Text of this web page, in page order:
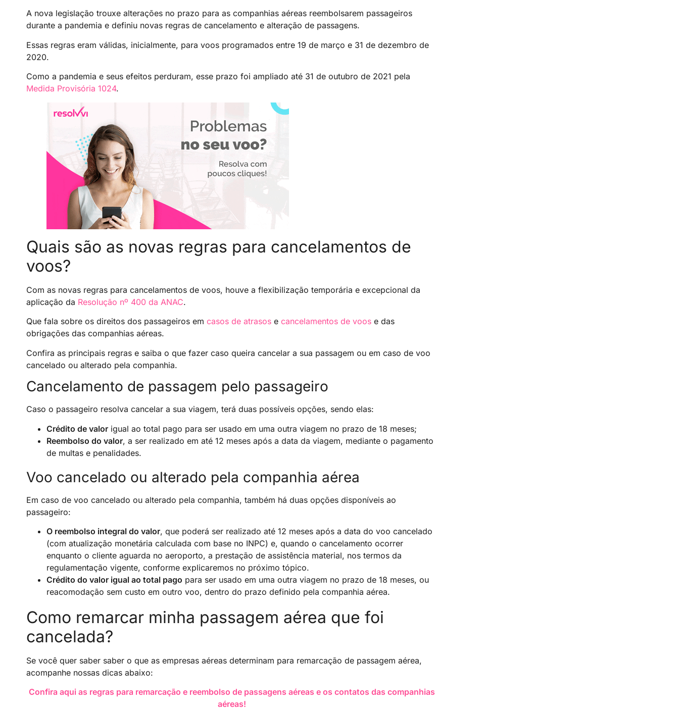
A nova legislação trouxe alterações no prazo para as companhias aéreas reembolsarem passageiros
durante a pandemia e definiu novas regras de cancelamento e alteração de passagens.
Essas regras eram válidas, inicialmente, para voos programados entre 19 de março e 31 de dezembro de
2020.
Como a pandemia e seus efeitos perduram, esse prazo foi ampliado até 31 de outubro de 2021 pela
Medida Provisória 1024.
Quais são as novas regras para cancelamentos de
voos?
Com as novas regras para cancelamentos de voos, houve a flexibilização temporária e excepcional da
aplicação da Resolução nº 400 da ANAC.
Que fala sobre os direitos dos passageiros em casos de atrasos e cancelamentos de voos e das
obrigações das companhias aéreas.
Confira as principais regras e saiba o que fazer caso queira cancelar a sua passagem ou em caso de voo
cancelado ou alterado pela companhia.
Cancelamento de passagem pelo passageiro
Caso o passageiro resolva cancelar a sua viagem, terá duas possíveis opções, sendo elas:
Crédito de valor igual ao total pago para ser usado em uma outra viagem no prazo de 18 meses;
Reembolso do valor, a ser realizado em até 12 meses após a data da viagem, mediante o pagamento
de multas e penalidades.
Voo cancelado ou alterado pela companhia aérea
Em caso de voo cancelado ou alterado pela companhia, também há duas opções disponíveis ao
passageiro:
O reembolso integral do valor, que poderá ser realizado até 12 meses após a data do voo cancelado
(com atualização monetária calculada com base no INPC) e, quando o cancelamento ocorrer
enquanto o cliente aguarda no aeroporto, a prestação de assistência material, nos termos da
regulamentação vigente, conforme explicaremos no próximo tópico.
Crédito do valor igual ao total pago para ser usado em uma outra viagem no prazo de 18 meses, ou
reacomodação sem custo em outro voo, dentro do prazo definido pela companhia aérea.
Como remarcar minha passagem aérea que foi
cancelada?
Se você quer saber saber o que as empresas aéreas determinam para remarcação de passagem aérea,
acompanhe nossas dicas abaixo:
Confira aqui as regras para remarcação e reembolso de passagens aéreas e os contatos das companhias
aéreas!